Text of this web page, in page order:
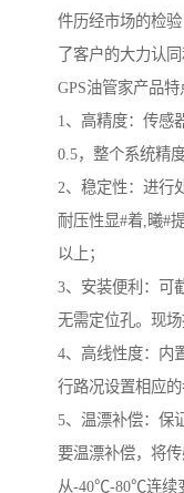
件历经市场的检
了客户的大力认同
GPS油管家产品特
1、高精度：传感
0.5，整个系统精
2、稳定性：进行
耐压性显#着,曦#
以上；
3、安装便利：可
无需定位孔。现场
4、高线性度：内
行路况设置相应的
5、温漂补偿：保
要温漂补偿，将
从-40℃-80℃连续